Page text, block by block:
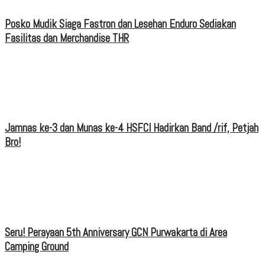
Posko Mudik Siaga Fastron dan Lesehan Enduro Sediakan
Fasilitas dan Merchandise THR
Jamnas ke-3 dan Munas ke-4 HSFCI Hadirkan Band /rif, Petjah
Bro!
Seru! Perayaan 5th Anniversary GCN Purwakarta di Area
Camping Ground